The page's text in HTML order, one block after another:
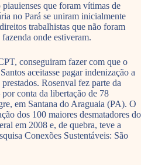
que foram vítimas de
no Pará se uniram inicialmente
trabalhistas que não foram
onde estiveram.
conseguiram fazer com que o
aceitasse pagar indenização a
Rosenval fez parte da
conta da libertação de 78
em Santana do Araguaia (PA). O
dos 100 maiores desmatadores do
em 2008 e, de quebra, teve a
Conexões Sustentáveis: São